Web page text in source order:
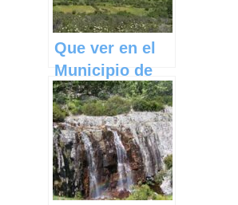
Que ver en el
Municipio de
Robledo de
Corpes en
Castilla La
Mancha